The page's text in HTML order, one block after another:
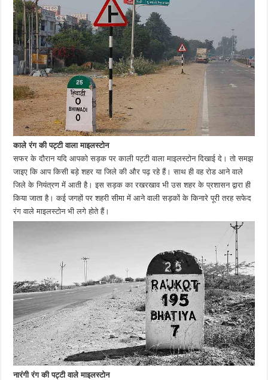
काले रंग की पट्टी वाला माइलस्टोन
सफर के दौरान यदि आपको सड़क पर काली पट्टी वाला माइलस्टोन दिखाई दे। तो समझ
जाइए कि आप किसी बड़े शहर या जिले की और पढ़ रहे हैं। साथ ही वह रोड आने वाले
जिले के नियंत्रण में आती है। इस सड़क का रखरखाव भी उस शहर के प्रशासन द्वारा ही
किया जाता है। कई जगहों पर शहरी सीमा में आने वाली सड़कों के किनारे पूरी तरह सफेद
रंग वाले माइलस्टोन भी लगे होते हैं।
नारंगी रंग की पट्टी वाले माइलस्टोन